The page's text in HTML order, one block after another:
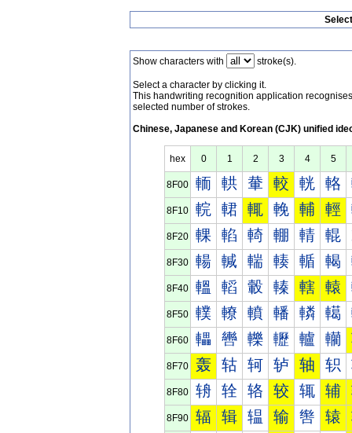
Show characters with stroke(s).
Select a character by clicking it.
This handwriting recognition application
selected number of strokes.
Chinese, Japanese and Korean (CJK) unified
hex 0 1 2 3 4 5
8F00 輀 輁 輂 較 輄 輅
8F10 輐 輑 輒 輓 輔 輕
8F20 輠 輡 輢 輣 輤 輥
8F30 輰 輱 輲 輳 輴 輵
8F40 轀 轁 轂 轃 轄 轅
8F50 轐 轑 轒 轓 轔 轕
8F60 轠 轡 轢 轣 轤 轥
8F70 轰 轱 轲 轳 轴 轵
8F80 辀 辁 辂 较 辄 辅
8F90 辐 辑 辒 输 辔 辕